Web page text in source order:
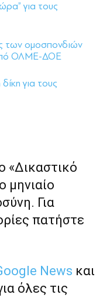
για τους
των ομοσπονδιών
από ΟΛΜΕ-ΔΟΕ
για τους
«Δικαστικό
μηνιαίο
Για
πατήστε
News και
όλες τις